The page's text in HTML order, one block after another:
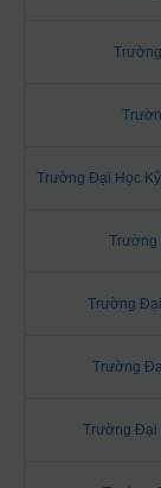
Trường Đại Học
Trường
Trường
Trường
Trường Đại